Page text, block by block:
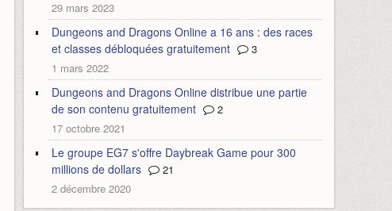
29 mars 2023
Dungeons and Dragons Online a 16 ans : des races
et classes débloquées gratuitement
3
1 mars 2022
Dungeons and Dragons Online distribue une partie
de son contenu gratuitement
2
17 octobre 2021
Le groupe EG7 s'offre Daybreak Game pour 300
millions de dollars
21
2 décembre 2020